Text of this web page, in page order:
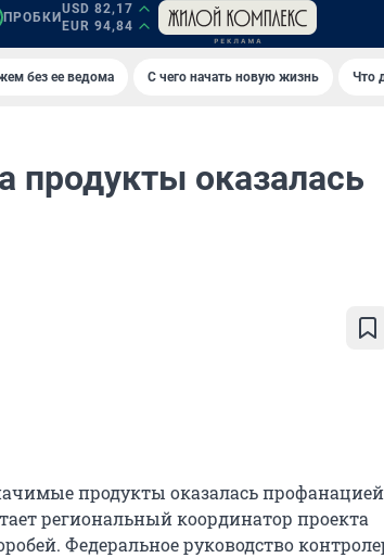
ПРОБКИ
USD 82,17
EUR 94,84
без ее ведома С чего начать новую жизнь Что
продукты оказалась
продукты оказалась
региональный координатор проекта
Федеральное руководство